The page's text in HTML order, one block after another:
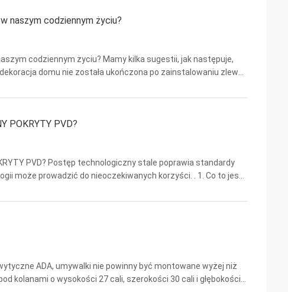
naszym codziennym życiu?
codziennym życiu? Mamy kilka sugestii, jak następuje,
domu nie została ukończona po zainstalowaniu zlewu
POKRYTY PVD?
PVD? Postęp technologiczny stale poprawia standardy
może prowadzić do nieoczekiwanych korzyści. . 1. Co to jest
ADA, umywalki nie powinny być montowane wyżej niż
kolanami o wysokości 27 cali, szerokości 30 cali i głębokości